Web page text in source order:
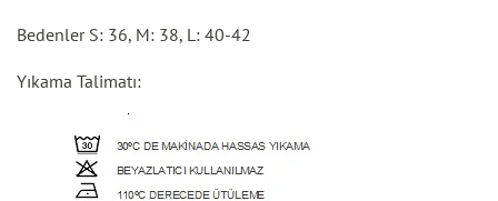
Bedenler S: 36, M: 38, L: 40-42
Yıkama Talimatı: